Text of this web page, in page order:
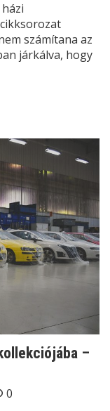
számítana az
járkálva, hogy
–
0